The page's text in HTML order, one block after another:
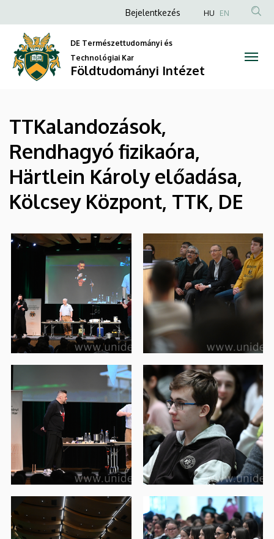
Földtudományi
Intézet
a
tartalomra
Anonim
fiók
menüje
Bejelentkezés HU EN
DE Természettudományi és
Technológiai Kar
Földtudományi Intézet
TTKalandozások,
Rendhagyó fizikaóra,
Härtlein Károly előadása,
Kölcsey Központ, TTK, DE